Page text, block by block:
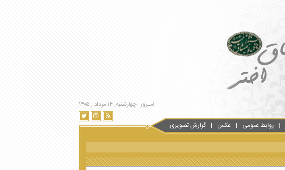
امـروز : چهارشنبه, ۱۴ مرداد , ۱۴۰۵
روابط عمومی عکس گزارش تصویری